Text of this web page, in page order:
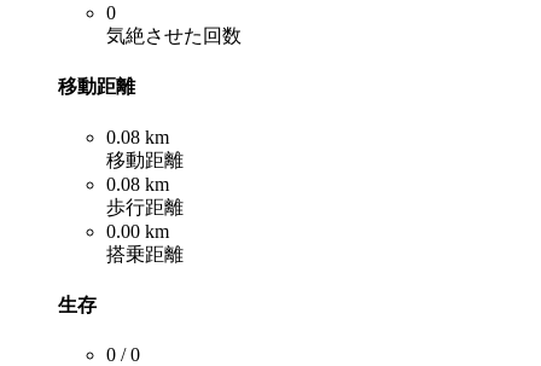
0
気絶させた回数
移動距離
0.08 km
移動距離
0.08 km
歩行距離
0.00 km
搭乗距離
生存
0 / 0